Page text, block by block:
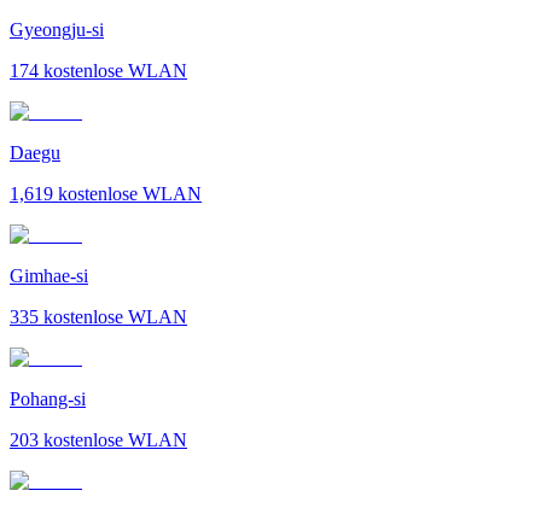
Gyeongju-si
174 kostenlose WLAN
Daegu
1,619 kostenlose WLAN
Gimhae-si
335 kostenlose WLAN
Pohang-si
203 kostenlose WLAN